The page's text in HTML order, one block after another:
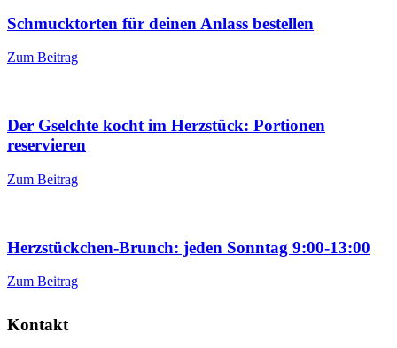
Schmucktorten für deinen Anlass bestellen
Zum Beitrag
Der Gselchte kocht im Herzstück: Portionen
reservieren
Zum Beitrag
Herzstückchen-Brunch: jeden Sonntag 9:00-13:00
Zum Beitrag
Kontakt